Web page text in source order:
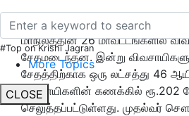
#Top on Krishi Jagran
More Topics
CLOSE
ஜனவரி மாதத்தில் பெய்த
மாநிலத்தின் 26 மாவட்டங்களில்
சேதமடைந்தன. இன்று
சேதத்திற்காக ஒரு லட்சத்து 46
விவசாயிகளின் கணக்கில் ரூ.202
செலுத்தப்பட்டுள்ளது. முதல்வர்